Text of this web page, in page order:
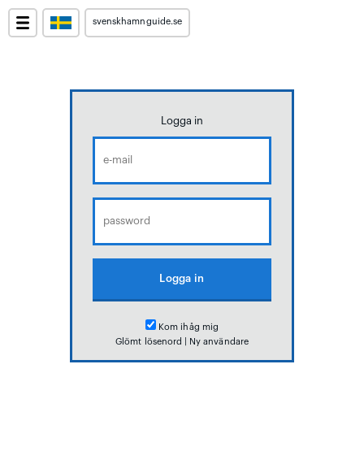
svenskhamnguide.se
Logga in
Kom ihåg mig
Glömt lösenord
Ny användare